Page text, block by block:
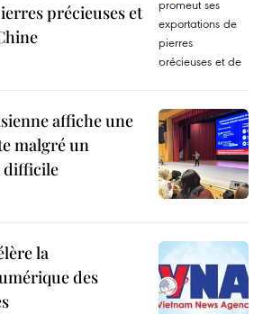
précieuses et
affiche une
malgré un
difficile
la
des